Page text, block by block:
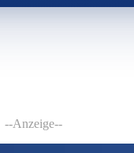
--Anzeige--